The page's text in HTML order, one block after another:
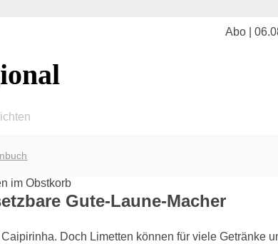
Abo |
Gute-Laune-Macher
Doch Limetten können für viele Getränke